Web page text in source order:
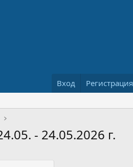
Вход Регистрация
- 24.05.2026 г.